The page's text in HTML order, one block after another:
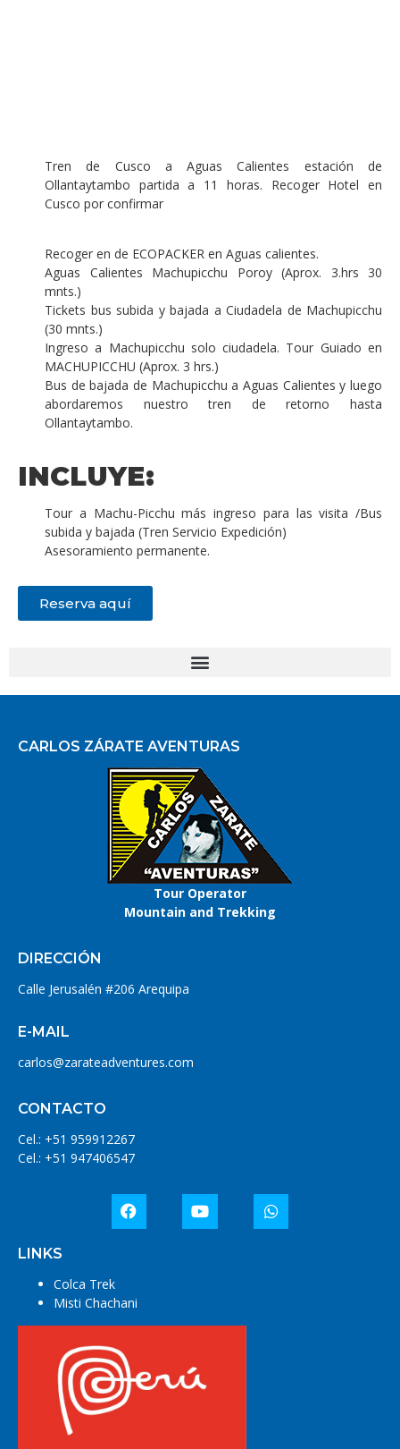
Tren de Cusco a Aguas Calientes estación de
Ollantaytambo partida a 11 horas. Recoger Hotel en
Cusco por confirmar
Recoger en de ECOPACKER en Aguas calientes.
Aguas Calientes Machupicchu Poroy (Aprox. 3.hrs 30
mnts.)
Tickets bus subida y bajada a Ciudadela de Machupicchu
(30 mnts.)
Ingreso a Machupicchu solo ciudadela. Tour Guiado en
MACHUPICCHU (Aprox. 3 hrs.)
Bus de bajada de Machupicchu a Aguas Calientes y luego
abordaremos nuestro tren de retorno hasta
Ollantaytambo.
INCLUYE:
Tour a Machu-Picchu más ingreso para las visita /Bus
subida y bajada (Tren Servicio Expedición)
Asesoramiento permanente.
Reserva aquí
CARLOS ZÁRATE AVENTURAS
Tour Operator
Mountain and Trekking
DIRECCIÓN
Calle Jerusalén #206 Arequipa
E-MAIL
carlos@zarateadventures.com
CONTACTO
Cel.: +51 959912267
Cel.: +51 947406547
LINKS
Colca Trek
Misti Chachani